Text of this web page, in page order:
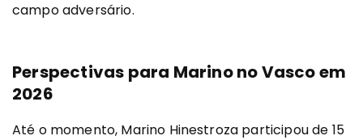
campo adversário.
Perspectivas para Marino no Vasco em
2026
Até o momento, Marino Hinestroza participou de 15